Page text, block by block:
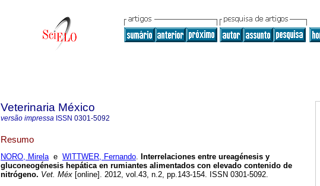
Veterinaria México
versão impressa ISSN 0301-5092
Resumo
NORO, Mirelae WITTWER, Fernando. Interrelaciones entre ureagénesis y
gluconeogénesis hepática en rumiantes alimentados con elevado contenido de
nitrógeno. Vet. Méx [online]. 2012, vol.43, n.2, pp.143-154. ISSN 0301-5092.